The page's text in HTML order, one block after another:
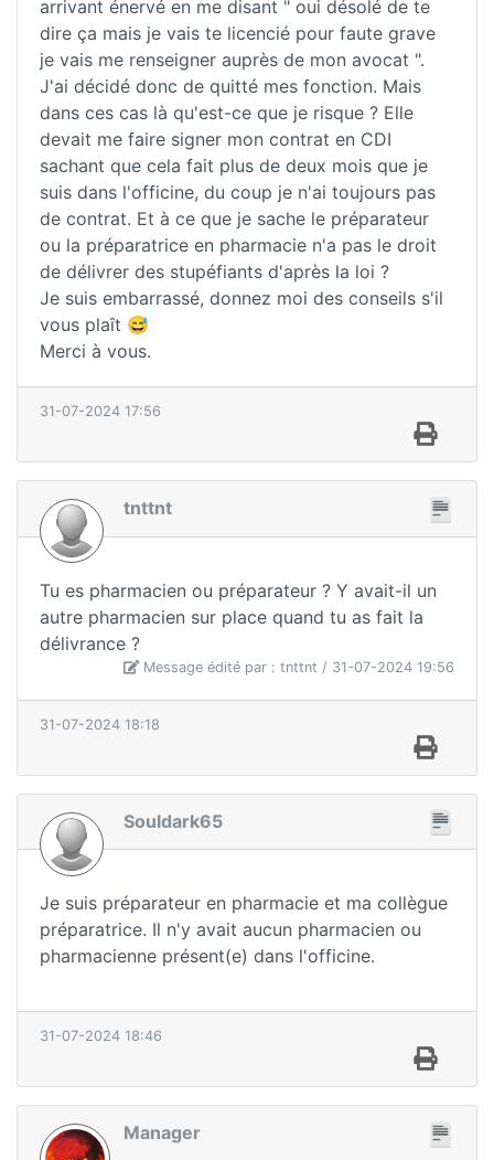
arrivant énervé en me disant " oui désolé de te
dire ça mais je vais te licencié pour faute grave
je vais me renseigner auprès de mon avocat ".
J'ai décidé donc de quitté mes fonction. Mais
dans ces cas là qu'est-ce que je risque ? Elle
devait me faire signer mon contrat en CDI
sachant que cela fait plus de deux mois que je
suis dans l'officine, du coup je n'ai toujours pas
de contrat. Et à ce que je sache le préparateur
ou la préparatrice en pharmacie n'a pas le droit
de délivrer des stupéfiants d'après la loi ?
Je suis embarrassé, donnez moi des conseils s'il
vous plaît 😅
Merci à vous.
31-07-2024 17:56
tnttnt
Tu es pharmacien ou préparateur ? Y avait-il un
autre pharmacien sur place quand tu as fait la
délivrance ?
Message édité par : tnttnt / 31-07-2024 19:56
31-07-2024 18:18
Souldark65
Je suis préparateur en pharmacie et ma collègue
préparatrice. Il n'y avait aucun pharmacien ou
pharmacienne présent(e) dans l'officine.
31-07-2024 18:46
Manager